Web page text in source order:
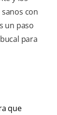
con
un paso
para
que